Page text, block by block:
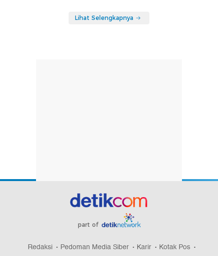
Lihat Selengkapnya
part of
Redaksi Pedoman Media Siber Karir
Kotak Pos